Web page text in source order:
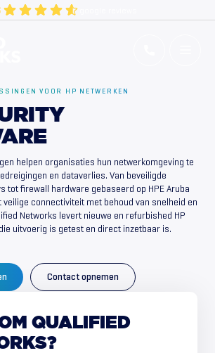
VOOR HP NETWERKEN
helpen organisaties hun netwerkomgeving te
en dataverlies. Van beveiligde
tot firewall hardware gebaseerd op HPE Aruba
veilige connectiviteit met behoud van snelheid en
Networks levert nieuwe en refurbished HP
uitvoerig is getest en direct inzetbaar is.
Contact opnemen
QUALIFIED